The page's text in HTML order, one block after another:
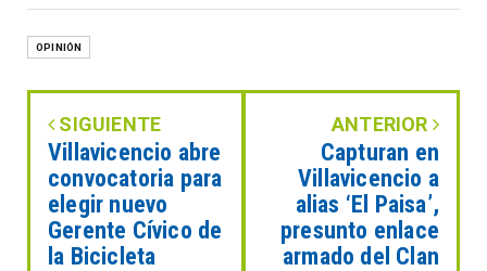
OPINIÓN
SIGUIENTE
Villavicencio abre
convocatoria para
elegir nuevo
Gerente Cívico de
la Bicicleta
ANTERIOR
Capturan en
Villavicencio a
alias ‘El Paisa’,
presunto enlace
armado del Clan